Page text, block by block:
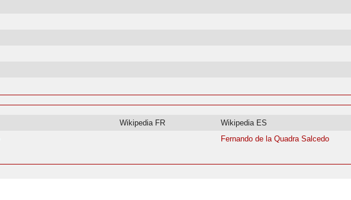
Wikipedia FR Wikipedia ES
Fernando de la Quadra Salcedo